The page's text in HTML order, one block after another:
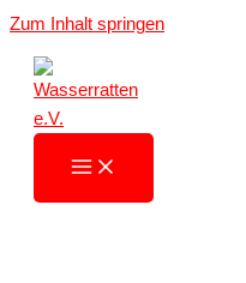
Zum Inhalt springen